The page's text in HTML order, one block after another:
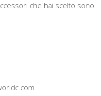
che hai scelto sono